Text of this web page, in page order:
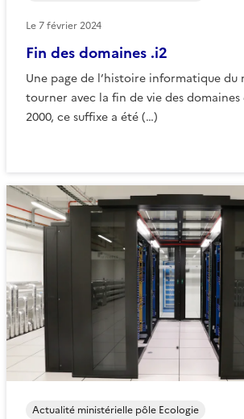
Fin des domaines .i2
Une page de l’histoire informatique du
tourner avec la fin de vie des domaines
2000, ce suffixe a été (…)
Le7 février 2024
Actualité ministérielle pôle Ecologie